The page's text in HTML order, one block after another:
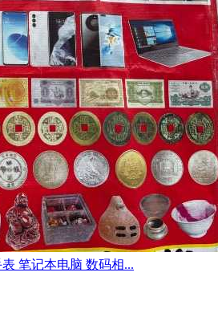
笔记本电脑 数码相...